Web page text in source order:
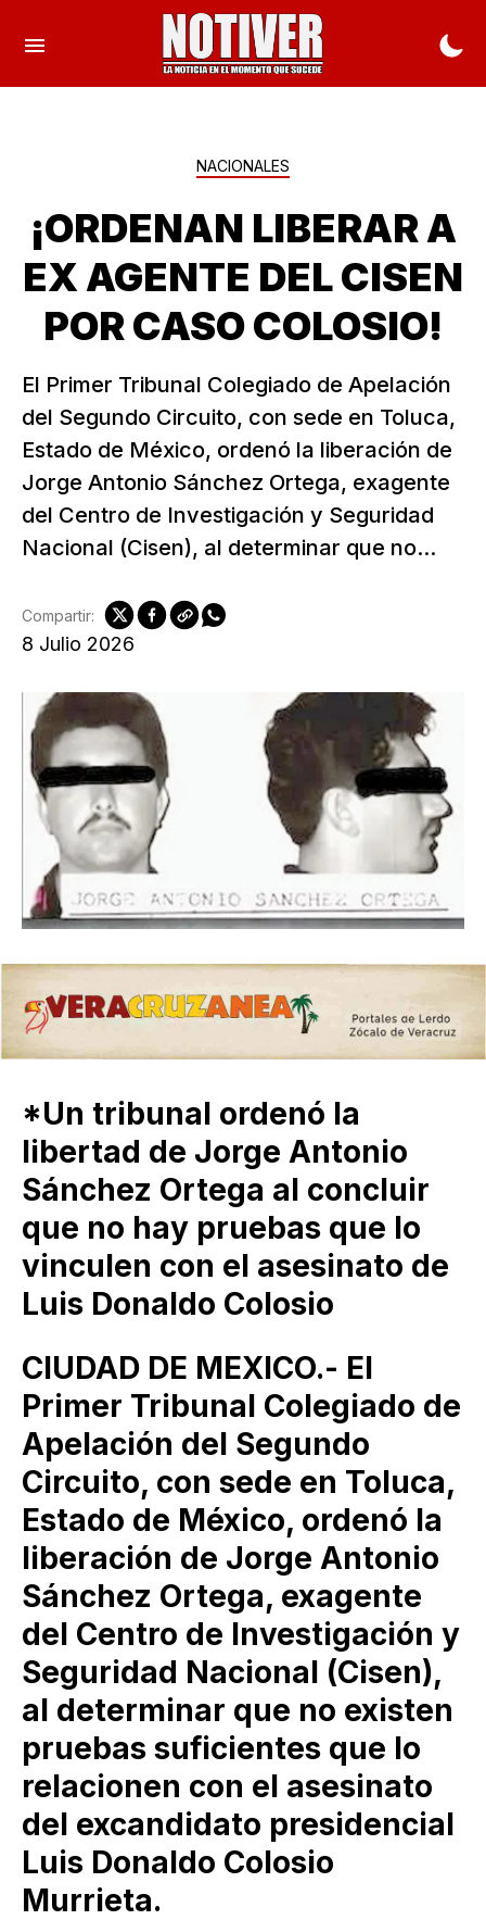
NACIONALES
¡ORDENAN LIBERAR A
EX AGENTE DEL CISEN
POR CASO COLOSIO!
El Primer Tribunal Colegiado de Apelación
del Segundo Circuito, con sede en Toluca,
Estado de México, ordenó la liberación de
Jorge Antonio Sánchez Ortega, exagente
del Centro de Investigación y Seguridad
Nacional (Cisen), al determinar que no...
8 Julio 2026
Compartir:
*Un tribunal ordenó la
libertad de Jorge Antonio
Sánchez Ortega al concluir
que no hay pruebas que lo
vinculen con el asesinato de
Luis Donaldo Colosio
CIUDAD DE MEXICO.- El
Primer Tribunal Colegiado de
Apelación del Segundo
Circuito, con sede en Toluca,
Estado de México, ordenó la
liberación de Jorge Antonio
Sánchez Ortega, exagente
del Centro de Investigación y
Seguridad Nacional (Cisen),
al determinar que no existen
pruebas suficientes que lo
relacionen con el asesinato
del excandidato presidencial
Luis Donaldo Colosio
Murrieta.